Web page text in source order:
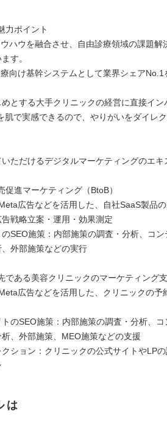
力ポイント
ハウを融合させ、自由診療領域の課題解
す。
向け基幹システムとして業界シェア
とする大手クリニックの経営に直接イ
肌で実感できるので、やりがいをダイレ
ただけるデジタルマーケティングのエキ
促進マーケティング（BtoB）
広告などを活用した、自社SaaS製品
告戦略立案・運用・効果測定
のSEO施策：内部施策の調査・分析、コ
、外部施策などの実行
である美容クリニックのマーケティング支
広告などを活用した、クリニックの予
トのSEO施策：内部施策の調査・分析、
、外部施策、MEO施策などの支援
クション：クリニックの公式サイトやLP
は